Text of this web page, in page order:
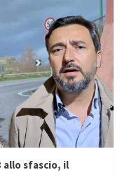
allo sfascio, il